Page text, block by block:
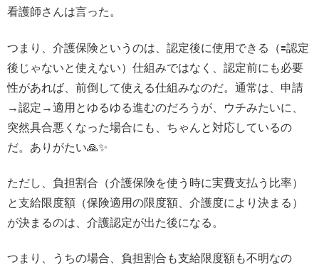
看護師さんは言った。
つまり、介護保険というのは、認定後に使用できる（🟰認定
後じゃないと使えない）仕組みではなく、認定前にも必要
性があれば、前倒して使える仕組みなのだ。通常は、申請
→認定→適用とゆるゆる進むのだろうが、ウチみたいに、
突然具合悪くなった場合にも、ちゃんと対応しているの
だ。ありがたい🙏✨
ただし、負担割合（介護保険を使う時に実費支払う比率）
と支給限度額（保険適用の限度額、介護度により決まる）
が決まるのは、介護認定が出た後になる。
つまり、うちの場合、負担割合も支給限度額も不明なの